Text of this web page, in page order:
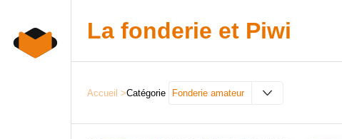
content
La fonderie et Piwi
Accueil >Catégorie Fonderie amateur